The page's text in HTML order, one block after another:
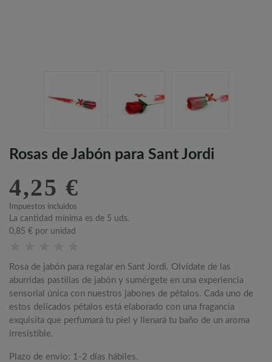
Rosas de Jabón para Sant Jordi
4,25 €
Impuestos incluidos
La cantidad mínima es de 5 uds.
0,85 € por unidad
Rosa de jabón para regalar en Sant Jordi. Olvídate de las
aburridas pastillas de jabón y sumérgete en una experiencia
sensorial única con nuestros jabones de pétalos. Cada uno de
estos delicados pétalos está elaborado con una fragancia
exquisita que perfumará tu piel y llenará tu baño de un aroma
irresistible.
Plazo de envío: 1-2 días hábiles.